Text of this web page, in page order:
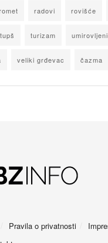
radovi rovišće
tupš turizam
veliki grđevac čazma
Pravila o privatnosti